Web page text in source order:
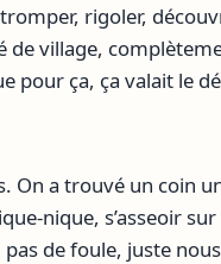
rigoler,
village,
pour ça, ça valait le
On a trouvé un coin
nique, s’asseoir
de foule, juste